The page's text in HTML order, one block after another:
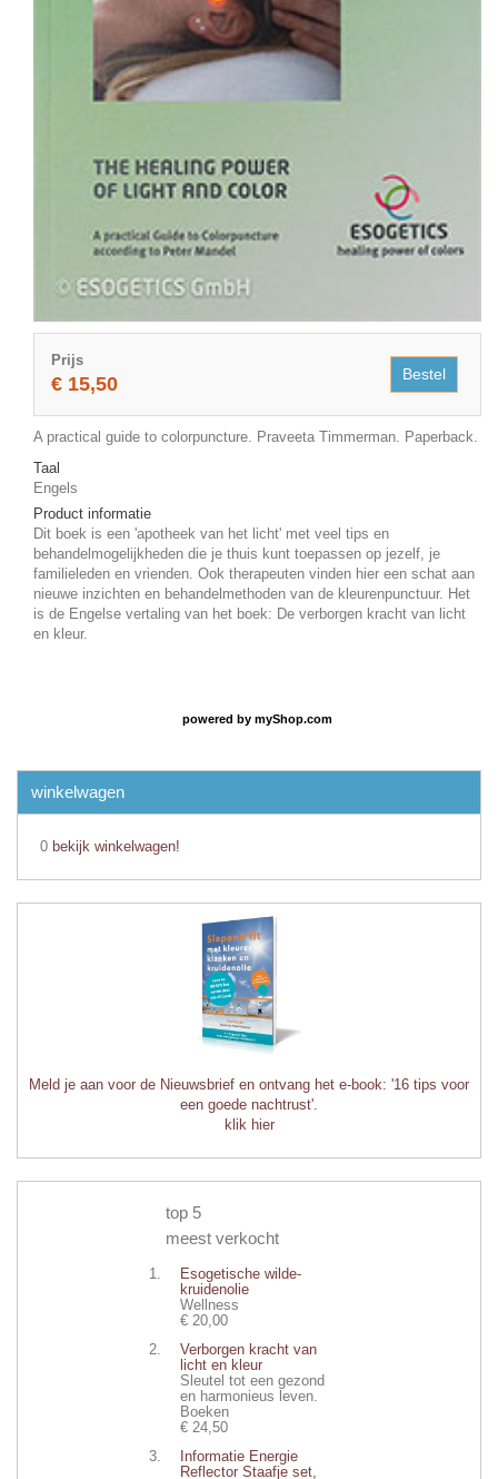
Prijs
€ 15,50 Bestel
A practical guide to colorpuncture. Praveeta Timmerman. Paperback.
Taal
Engels
Product informatie
Dit boek is een 'apotheek van het licht' met veel tips en
behandelmogelijkheden die je thuis kunt toepassen op jezelf, je
familieleden en vrienden. Ook therapeuten vinden hier een schat aan
nieuwe inzichten en behandelmethoden van de kleurenpunctuur. Het
is de Engelse vertaling van het boek: De verborgen kracht van licht
en kleur.
powered by myShop.com
winkelwagen
0 bekijk winkelwagen!
Meld je aan voor de Nieuwsbrief en ontvang het e-book: '16 tips voor
een goede nachtrust'.
klik hier
top 5
meest verkocht
Esogetische wilde-
kruidenolie
Wellness
€ 20,00
Verborgen kracht van
licht en kleur
Sleutel tot een gezond
en harmonieus leven.
Boeken
€ 24,50
Informatie Energie
Reflector Staafje set,